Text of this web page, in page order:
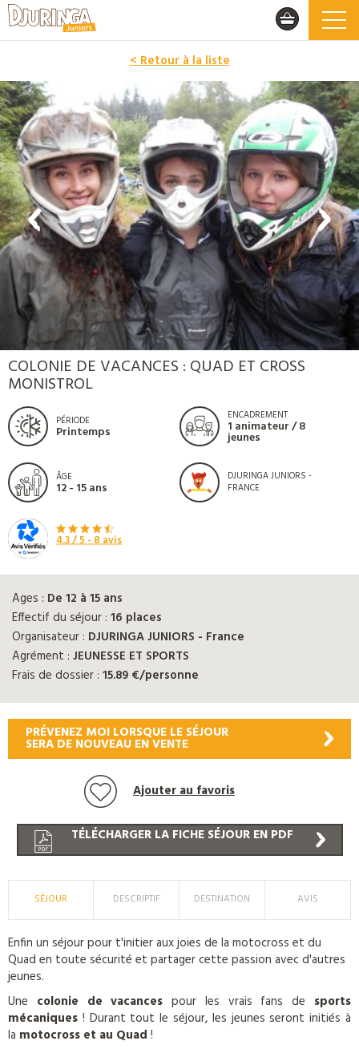
< Retour à la liste
PROMO
COLONIE DE VACANCES : QUAD ET CROSS
MONISTROL
PÉRIODE
Printemps
ENCADREMENT
1 animateur / 8
jeunes
ÂGE
12 - 15 ans
DJURINGA JUNIORS -
FRANCE
4.3/ 5 -8avis
Ages : De 12 à 15 ans
Effectif du séjour : 16 places
Organisateur : DJURINGA JUNIORS - France
Agrément : JEUNESSE ET SPORTS
Frais de dossier : 15.89 €/personne
PRÉVENEZ MOI LORSQUE LE SÉJOUR
SERA DE NOUVEAU EN VENTE
Ajouter au favoris
TÉLÉCHARGER LA FICHE SÉJOUR EN PDF
SÉJOUR DESCRIPTIF DESTINATION AVIS
Enfin un séjour pour t'initier aux joies de la motocross et du
Quad en toute sécurité et partager cette passion avec d'autres
jeunes.
Une colonie de vacances pour les vrais fans de sports
mécaniques ! Durant tout le séjour, les jeunes seront initiés à
la motocross et au Quad !